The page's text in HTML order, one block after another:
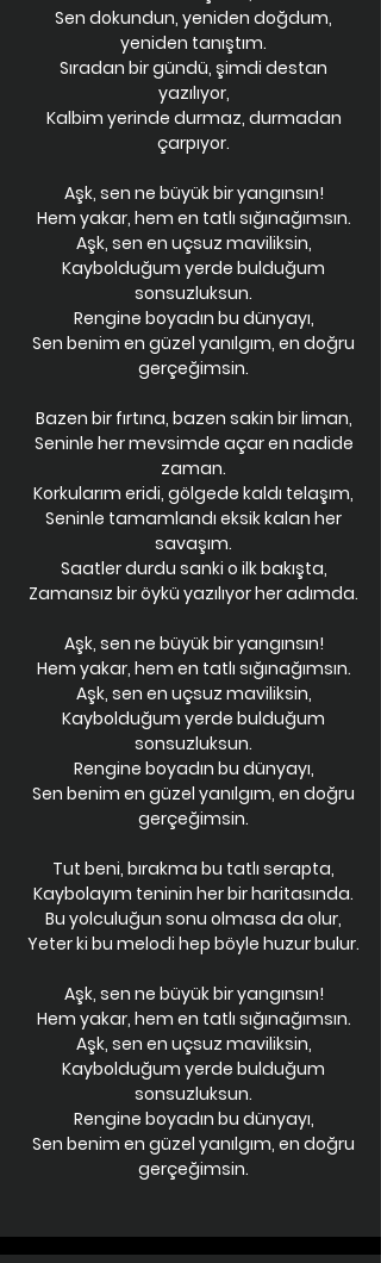
Sen dokundun, yeniden doğdum,
yeniden tanıştım.
Sıradan bir gündü, şimdi destan
yazılıyor,
Kalbim yerinde durmaz, durmadan
çarpıyor.
Aşk, sen ne büyük bir yangınsın!
Hem yakar, hem en tatlı sığınağımsın.
Aşk, sen en uçsuz maviliksin,
Kaybolduğum yerde bulduğum
sonsuzluksun.
Rengine boyadın bu dünyayı,
Sen benim en güzel yanılgım, en doğru
gerçeğimsin.
Bazen bir fırtına, bazen sakin bir liman,
Seninle her mevsimde açar en nadide
zaman.
Korkularım eridi, gölgede kaldı telaşım,
Seninle tamamlandı eksik kalan her
savaşım.
Saatler durdu sanki o ilk bakışta,
Zamansız bir öykü yazılıyor her adımda.
Aşk, sen ne büyük bir yangınsın!
Hem yakar, hem en tatlı sığınağımsın.
Aşk, sen en uçsuz maviliksin,
Kaybolduğum yerde bulduğum
sonsuzluksun.
Rengine boyadın bu dünyayı,
Sen benim en güzel yanılgım, en doğru
gerçeğimsin.
Tut beni, bırakma bu tatlı serapta,
Kaybolayım teninin her bir haritasında.
Bu yolculuğun sonu olmasa da olur,
Yeter ki bu melodi hep böyle huzur bulur.
Aşk, sen ne büyük bir yangınsın!
Hem yakar, hem en tatlı sığınağımsın.
Aşk, sen en uçsuz maviliksin,
Kaybolduğum yerde bulduğum
sonsuzluksun.
Rengine boyadın bu dünyayı,
Sen benim en güzel yanılgım, en doğru
gerçeğimsin.